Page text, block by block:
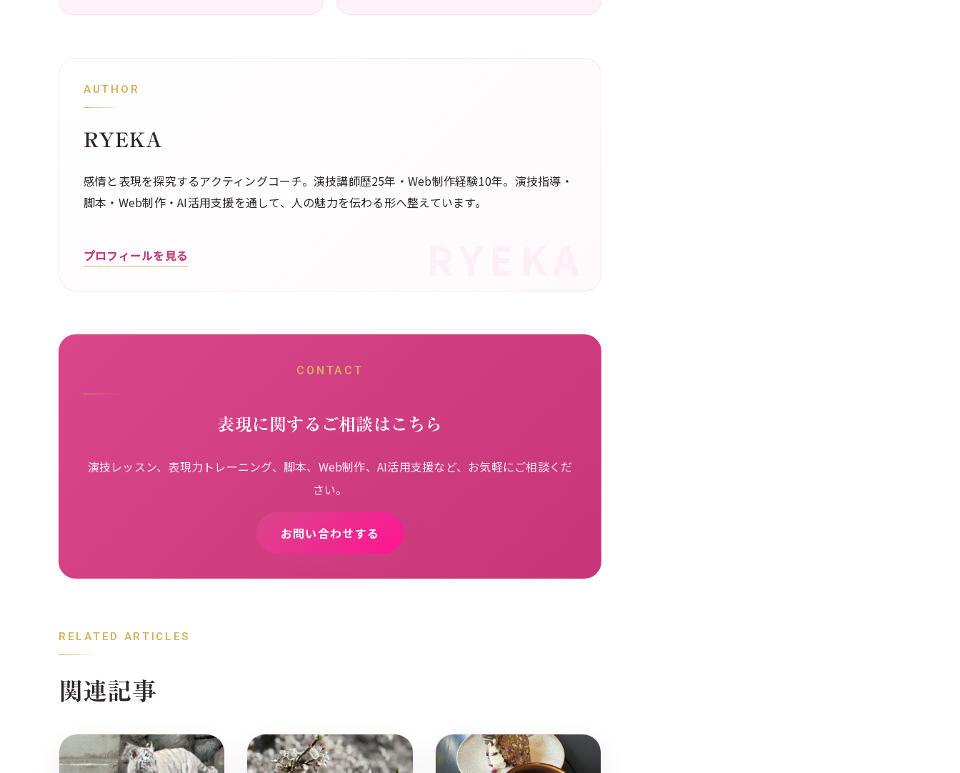
AUTHOR
RYEKA
感情と表現を探究するアクティングコーチ。演技講師歴25年・Web制作経験10年。演技指導・
脚本・Web制作・AI活用支援を通して、人の魅力を伝わる形へ整えています。
プロフィールを見る
CONTACT
表現に関するご相談はこちら
演技レッスン、表現力トレーニング、脚本、Web制作、AI活用支援など、お気軽にご相談くだ
さい。
お問い合わせする
RELATED ARTICLES
関連記事